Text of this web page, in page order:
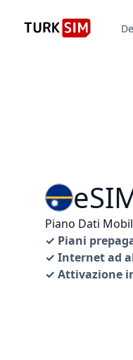
Piano Dati
✓ Piani
✓ Internet ad
✓ Attivazione